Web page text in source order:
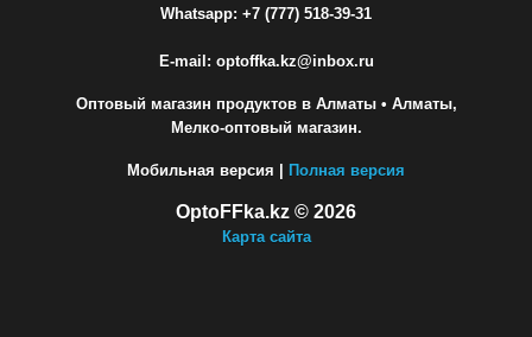
Whatsapp: +7 (777) 518-39-31
E-mail: optoffka.kz@inbox.ru
Оптовый магазин продуктов в Алматы• Алматы,
Мелко-оптовый магазин.
Мобильная версия | Полная версия
OptoFFka.kz © 2026
Карта сайта